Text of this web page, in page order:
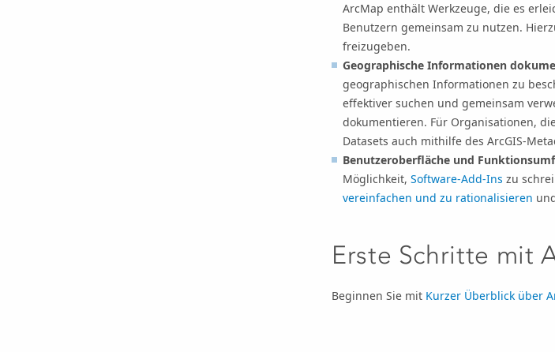
ArcMap enthält Werkzeuge, die es
Benutzern gemeinsam zu nutzen.
freizugeben.
Geographische Informationen
geographischen Informationen zu
effektiver suchen und gemeinsam
dokumentieren. Für Organisationen,
Datasets auch mithilfe des ArcGIS-
Benutzeroberfläche und
Möglichkeit, Software-Add-Ins zu
vereinfachen und zu rationalisieren
Erste Schritte mit
Beginnen Sie mit Kurzer Überblick über